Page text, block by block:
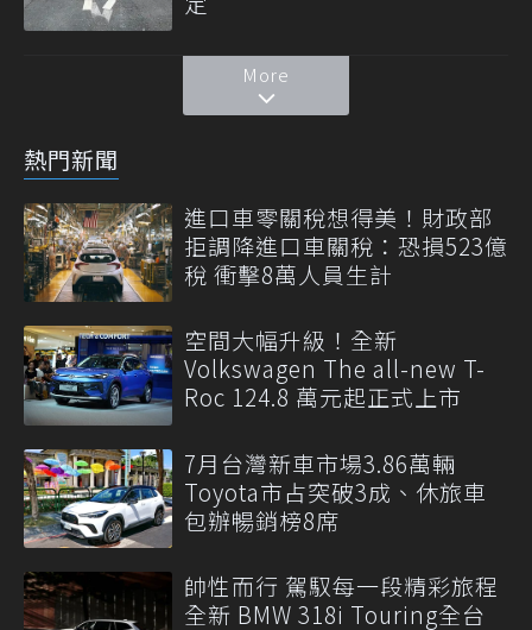
More
熱門新聞
進口車零關稅想得美！財政部
拒調降進口車關稅：恐損523億
稅 衝擊8萬人員生計
空間大幅升級！全新
Volkswagen The all-new T-
Roc 124.8 萬元起正式上市
7月台灣新車市場3.86萬輛
Toyota市占突破3成、休旅車
包辦暢銷榜8席
帥性而行 駕馭每一段精彩旅程
全新 BMW 318i Touring全台